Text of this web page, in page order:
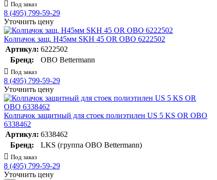
Под заказ
8 (495) 799-59-29
Уточнить цену
Колпачок защ. H45мм SKH 45 OR OBO 6222502
Артикул: 6222502
Бренд:
OBO Bettermann
Под заказ
8 (495) 799-59-29
Уточнить цену
Колпачок защитный для стоек полиэтилен US 5 KS OR OBO
6338462
Артикул: 6338462
Бренд:
LKS (группа OBO Bettermann)
Под заказ
8 (495) 799-59-29
Уточнить цену